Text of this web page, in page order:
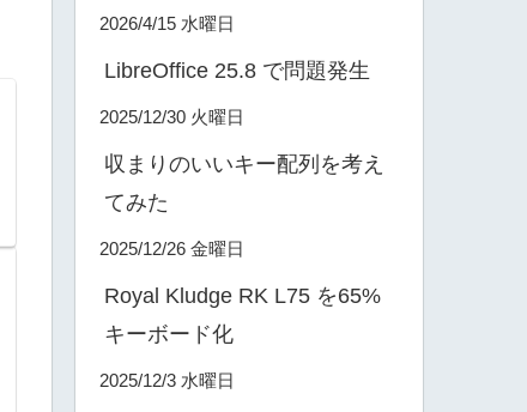
2026/4/15 水曜日
LibreOffice 25.8 で問題発生
2025/12/30 火曜日
収まりのいいキー配列を考え
てみた
2025/12/26 金曜日
Royal Kludge RK L75 を65%
キーボード化
2025/12/3 水曜日